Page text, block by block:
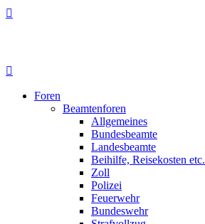
Foren
Beamtenforen
Allgemeines
Bundesbeamte
Landesbeamte
Beihilfe, Reisekosten etc.
Zoll
Polizei
Feuerwehr
Bundeswehr